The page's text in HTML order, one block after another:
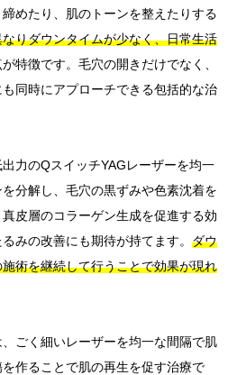
めたり、肌のトーンを整えたりする
りダウンタイムが少なく、日常生活
が特徴です。毛穴の開きだけでなく、
同時にアプローチできる包括的な治
力のQスイッチYAGレーザーを均一
分解し、毛穴の黒ずみや色素沈着を
皮層のコラーゲン生成を促進する効
みの改善にも期待が持てます。 ダウ
術を継続して行うことで効果が現れ
ごく細いレーザーを均一な間隔で肌
作ることで肌の再生を促す治療で